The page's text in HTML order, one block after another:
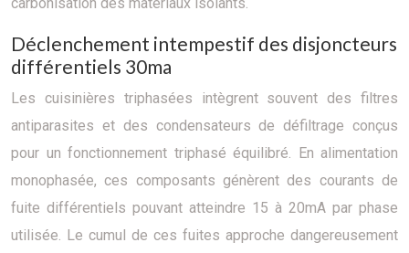
Déclenchement intempestif des disjoncteurs
différentiels 30ma
Les cuisinières triphasées intègrent souvent des filtres
antiparasites et des condensateurs de défiltrage conçus
pour un fonctionnement triphasé équilibré. En alimentation
monophasée, ces composants génèrent des courants de
fuite différentiels pouvant atteindre 15 à 20mA par phase
utilisée. Le cumul de ces fuites approche dangereusement